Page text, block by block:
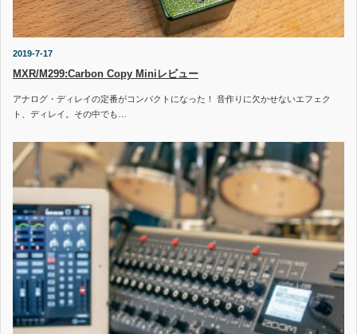
2019-7-17
MXR/M299:Carbon Copy Miniレビュー
アナログ・ディレイの定番がコンパクトになった！ 音作りに欠かせないエフェク
ト、ディレイ。その中でも…